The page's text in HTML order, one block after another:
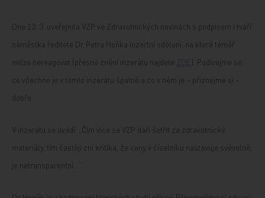
Dne 23. 3. uveřejnila VZP ve Zdravotnických novinách s podpisem i tváří
náměstka ředitele Dr. Petra Hoňka inzertní sdělení, na které téměř
nelze nereagovat (přesné znění inzerátu najdete ZDE ). Podívejme se,
co všechno je v tomto inzerátu špatně a co v něm je – přiznejme si –
dobře.
V inzerátu se uvádí: „Čím více se VZP daří šetřit za zdravotnické
materiály, tím častěji zní kritika, že ceny v číselníku nastavuje svévolně,
je netransparentní...“